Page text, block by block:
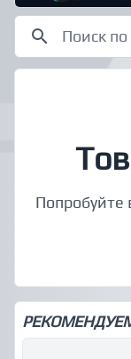
Попробуйте